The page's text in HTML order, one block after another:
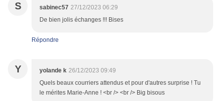
S sabinec57 27/12/2023 06:29
De bien jolis échanges !!! Bises
Répondre
Y yolande k 26/12/2023 09:49
Quels beaux courriers attendus et pour d'autres surprise ! Tu
le mérites Marie-Anne ! <br /> <br /> Big bisous